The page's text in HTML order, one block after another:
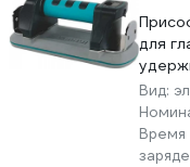
для
Вид:
Время